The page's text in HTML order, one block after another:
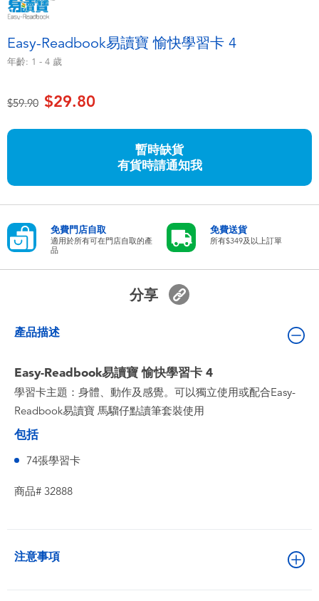
角色扮演及造型系列
毛毛公仔玩具
夏日用品
電池
Globber高樂寶
Easy-Readbook易讀寶 愉快學習卡 4
年齡: 1 - 4 歲
價格從
$59.90至$29.80
暫時缺貨
有貨時請通知我
免費門店自取
適用於所有可在門店自取的產
品
免費送貨
所有$349及以上訂單
分享
產品描述
Easy-Readbook易讀寶 愉快學習卡 4
學習卡主題：身體、動作及感覺。可以獨立使用或配合Easy-
Readbook易讀寶 馬騮仔點讀筆套裝使用
包括
74張學習卡
商品# 32888
注意事項